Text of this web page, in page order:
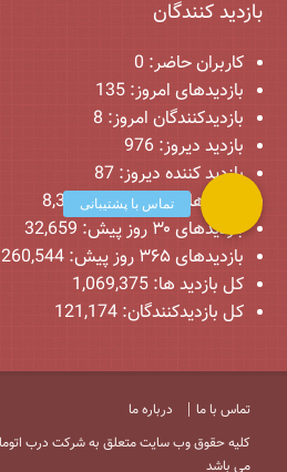
بازدید کنندگان
کاربران حاضر: 0
بازدیدهای امروز:135
بازدیدکنندگان امروز: 8
بازدید دیروز:976
بازدید کننده دیروز:87
بازدیدهای ۷ روز پیش:
8,325
بازدیدهای ۳۰ روز پیش:
32,659
بازدیدهای ۳۶۵ روز پیش:
260,544
کل بازدید ها:1,069,375
کل بازدیدکنند‌گان:121,174
درباره ما
تماس با ما
می باشد